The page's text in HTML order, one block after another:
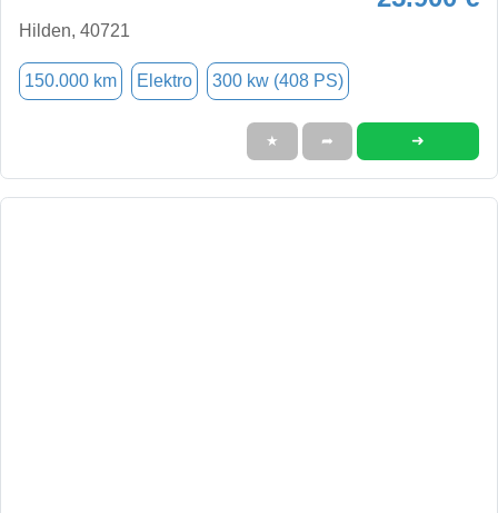
Hilden, 40721
150.000 km Elektro 300 kw (408 PS)
★ ➦ ➜